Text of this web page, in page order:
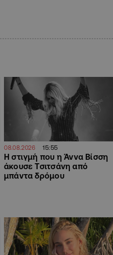
08.08.2026 15:55
H στιγμή που η Άννα Βίσση
άκουσε Τσιτσάνη από
μπάντα δρόμου